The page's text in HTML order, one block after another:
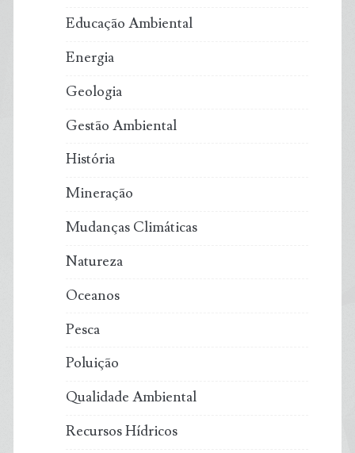
Educação Ambiental
Energia
Geologia
Gestão Ambiental
História
Mineração
Mudanças Climáticas
Natureza
Oceanos
Pesca
Poluição
Qualidade Ambiental
Recursos Hídricos